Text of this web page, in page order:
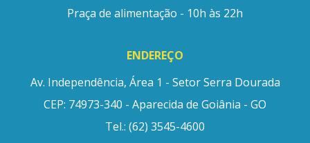
Praça de alimentação - 10h às 22h
ENDEREÇO
Av. Independência, Área 1 - Setor Serra Dourada
CEP: 74973-340 - Aparecida de Goiânia - GO
Tel.: (62) 3545-4600